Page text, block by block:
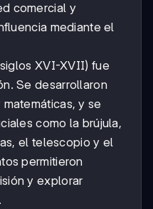
comercial y
mediante el
XVI-XVII) fue
Se desarrollaron
y se
como la brújula,
el telescopio y el
permitieron
y explorar